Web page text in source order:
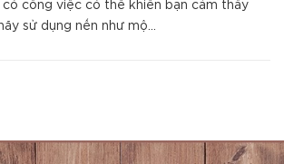
có công việc có thể khiến bạn cảm thấy
sử dụng nến như mộ...